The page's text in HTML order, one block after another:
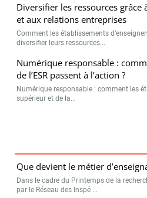
Diversifier les ressources
et aux relations entreprises
Comment les établissements
diversifier leurs ressources...
Numérique responsable :
de l’ESR passent à l’action ?
Numérique responsable : comment les
supérieur et de la...
Que devient le métier
Dans le cadre du Printemps de la
par le Réseau des Inspé ...